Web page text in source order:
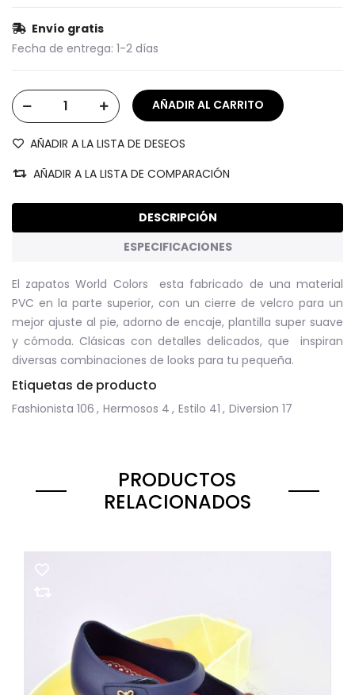
Envío gratis
Fecha de entrega: 1-2 días
AÑADIR A LA LISTA DE DESEOS
AÑADIR A LA LISTA DE COMPARACIÓN
DESCRIPCIÓN
ESPECIFICACIONES
El zapatos World Colors esta fabricado de una material
PVC en la parte superior, con un cierre de velcro para un
mejor ajuste al pie, adorno de encaje, plantilla super suave
y cómoda. Clásicas con detalles delicados, que inspiran
diversas combinaciones de looks para tu pequeña.
Etiquetas de producto
Fashionista 106 , Hermosos 4 , Estilo 41 , Diversion 17
PRODUCTOS
RELACIONADOS